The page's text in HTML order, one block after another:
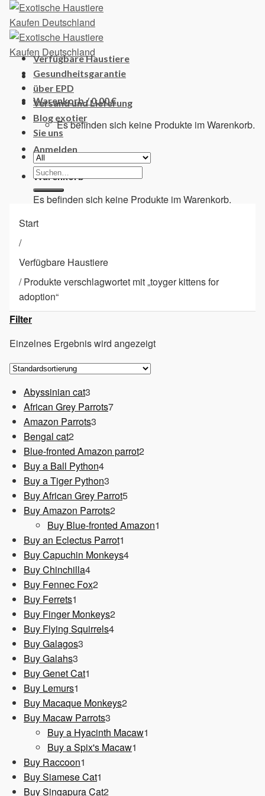
Skip
content
Warenkorb /0,00€
Es befinden sich keine Produkte im Warenkorb.
Anmelden
Warenkorb
Es befinden sich keine Produkte im Warenkorb.
Verfügbare Haustiere
Gesundheitsgarantie
über EPD
Versand und Lieferung
Blog exotier
Sie uns
Suchen
nach:
Start
/
Verfügbare Haustiere
/Produkte verschlagwortet mit „toyger kittens for
adoption“
Filter
Einzelnes Ergebnis wird angezeigt
Abyssinian cat3
Produkte
African Grey Parrots77
Amazon Parrots3
Bengal cat22
Produkte
Blue-fronted Amazon parrot22
Buy a Ball Python44
Produkte
Buy a Tiger Python3
Produkte
Buy African Grey Parrot55
Buy Amazon Parrots22
Produkte
Buy Blue-fronted Amazon1
Buy an Eclectus Parrot1
Produkt
Buy Capuchin Monkeys44
Buy Chinchilla44
Produkte
Buy Fennec Fox22
Buy Ferrets1
Produkt
Buy Finger Monkeys22
Buy Flying Squirrels44
Buy Galagos3
Buy Galahs3
Produkte
Buy Genet Cat1
Buy Lemurs1
Produkt
Buy Macaque Monkeys22
Buy Macaw Parrots3
Produkte
Buy a Hyacinth Macaw1
Buy a Spix's Macaw1
Buy Raccoon1
Produkt
Buy Siamese Cat1
Produkt
Buy Singapura Cat22